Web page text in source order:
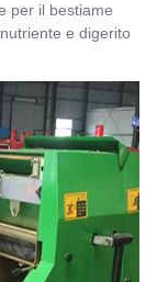
per il bestiame
e digerito